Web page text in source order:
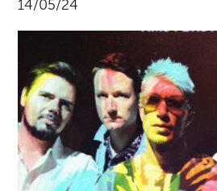
14/05/24